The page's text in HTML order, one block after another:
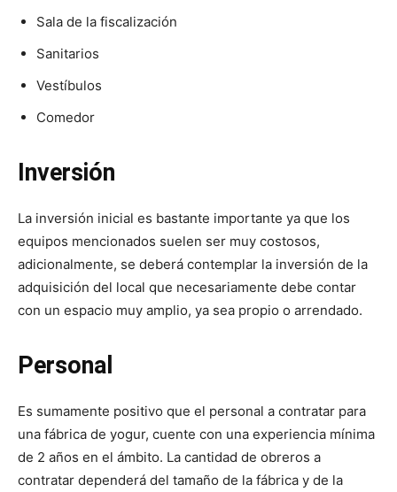
Sala de la fiscalización
Sanitarios
Vestíbulos
Comedor
Inversión
La inversión inicial es bastante importante ya que los
equipos mencionados suelen ser muy costosos,
adicionalmente, se deberá contemplar la inversión de la
adquisición del local que necesariamente debe contar
con un espacio muy amplio, ya sea propio o arrendado.
Personal
Es sumamente positivo que el personal a contratar para
una fábrica de yogur, cuente con una experiencia mínima
de 2 años en el ámbito. La cantidad de obreros a
contratar dependerá del tamaño de la fábrica y de la